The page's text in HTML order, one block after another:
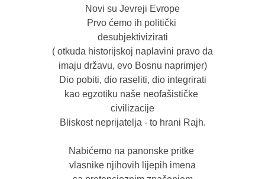
Novi su Jevreji Evrope
Prvo ćemo ih politički
desubjektivizirati
( otkuda historijskoj naplavini pravo da
imaju državu, evo Bosnu naprimjer)
Dio pobiti, dio raseliti, dio integrirati
kao egzotiku naše neofašističke
civilizacije
Bliskost neprijatelja - to hrani Rajh.
Nabićemo na panonske pritke
vlasnike njihovih lijepih imena